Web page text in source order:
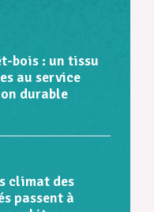
bois : un tissu
au service
durable
climat des
passent à